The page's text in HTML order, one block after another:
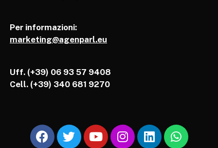
Per informazioni:
marketing@agenparl.eu
Uff. (+39) 06 93 57 9408
Cell. (+39) 340 681 9270